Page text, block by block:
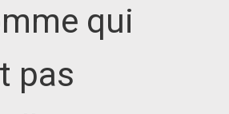
qui
pas